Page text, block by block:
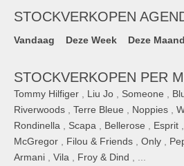
STOCKVERKOPEN
Vandaag Deze Week Deze Maand
STOCKVERKOPEN PER
Tommy Hilfiger Liu Jo Someone
Riverwoods
Terre Bleue Noppies
Rondinella
Scapa Bellerose Esprit
McGregor
Filou & Friends Only
Armani
Vila Froy & Dind